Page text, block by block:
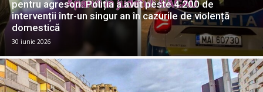
pentru agresori. Poliția a avut peste 4.200 de
intervenții într-un singur an în cazurile de violență
domestică
30 iunie 2026